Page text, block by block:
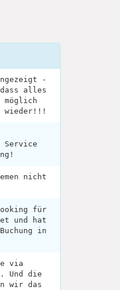
-
alles
wieder!!!
nicht
für
und hat
in
via
Und die
wir das